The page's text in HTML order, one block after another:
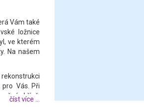
Vám také
ložnice
ve kterém
Na našem
pro Vás. Při
skříně,
číst více ...